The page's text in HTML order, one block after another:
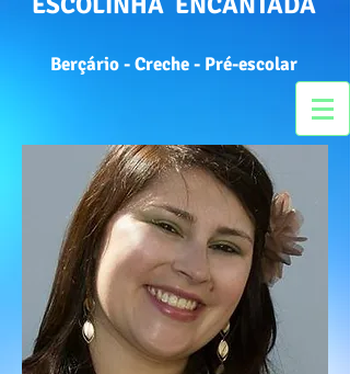
Berçário - Creche - Pré-escolar